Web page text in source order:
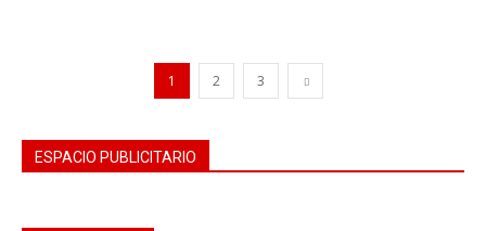
1 2 3
ESPACIO PUBLICITARIO